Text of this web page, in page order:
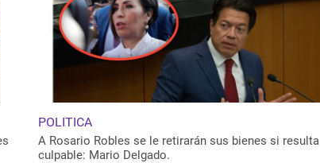
POLITICA
A Rosario Robles se le retirarán sus bienes si resulta
culpable: Mario Delgado.